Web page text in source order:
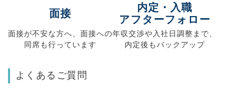
面接
面接が不安な方へ、 面接への
同席も行っています
内定・入職
アフターフォロー
年収交渉や入社日調整まで、
内定後もバックアップ
よくあるご質問